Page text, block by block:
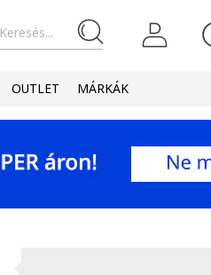
Keresés...
OUTLET MÁRKÁK